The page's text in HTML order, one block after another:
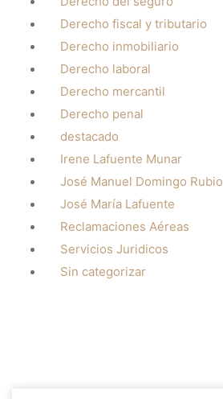
Derecho fiscal y tributario
Derecho inmobiliario
Derecho laboral
Derecho mercantil
Derecho penal
destacado
Irene Lafuente Munar
José Manuel Domingo Rubio
José María Lafuente
Reclamaciones Aéreas
Servicios Juridicos
Sin categorizar